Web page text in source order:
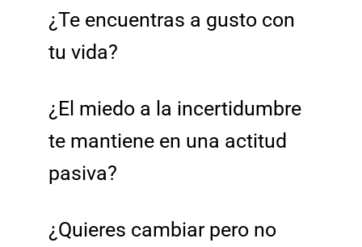
¿Te encuentras a gusto con
tu vida?
¿El miedo a la incertidumbre
te mantiene en una actitud
pasiva?
¿Quieres cambiar pero no